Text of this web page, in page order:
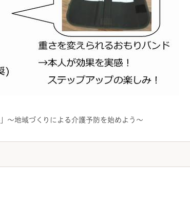
～地域づくりによる介護予防を始めよう～